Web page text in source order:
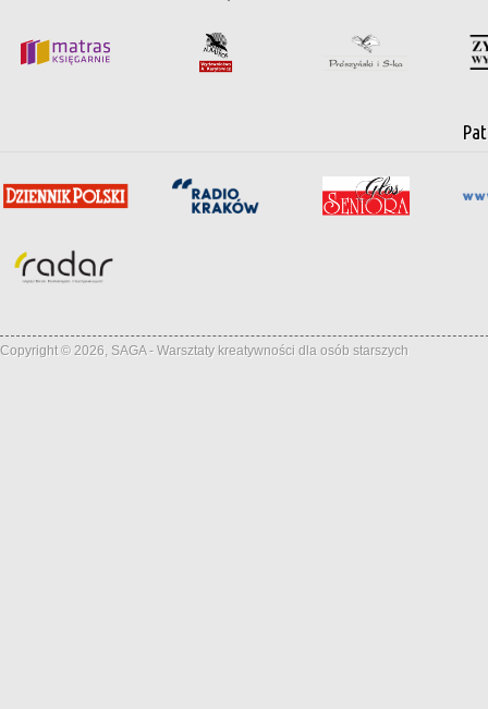
Copyright © 2026, SAGA - Warsztaty kreatywności dla osób starszych